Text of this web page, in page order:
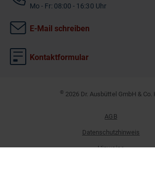
Mo - Fr: 08:00 - 16:30 Uhr
E-Mail schreiben
Kontaktformular
© 2026 Dr. Ausbüttel GmbH & Co.
AGB
Datenschutzhinweis
Hinweise